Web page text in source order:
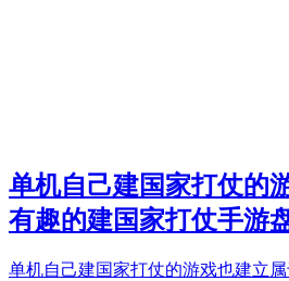
单机自己建国家打仗的
有趣的建国家打仗手游
单机自己建国家打仗的游戏也建立